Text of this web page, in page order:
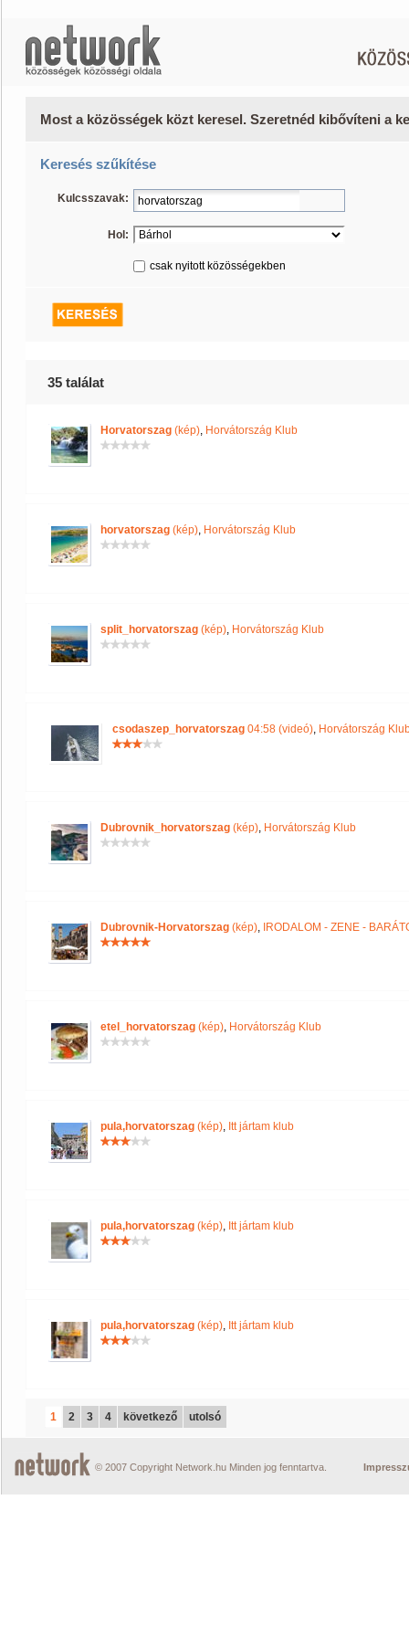
Most a közösségek közt keresel. Szeretnéd kibővíteni a
Keresés szűkítése
Kulcsszavak:
Hol:
csak nyitott közösségekben
35 találat
Horvatorszag (kép), Horvátország Klub
horvatorszag (kép), Horvátország Klub
split_horvatorszag (kép), Horvátország Klub
csodaszep_horvatorszag 04:58 (videó), Horvátország
Dubrovnik_horvatorszag (kép), Horvátország Klub
Dubrovnik-Horvatorszag (kép), IRODALOM - ZENE -
etel_horvatorszag (kép), Horvátország Klub
pula,horvatorszag (kép), Itt jártam klub
pula,horvatorszag (kép), Itt jártam klub
pula,horvatorszag (kép), Itt jártam klub
1 2 3 4 következő utolsó
© 2007 Copyright Network.hu Minden jog fenntartva.